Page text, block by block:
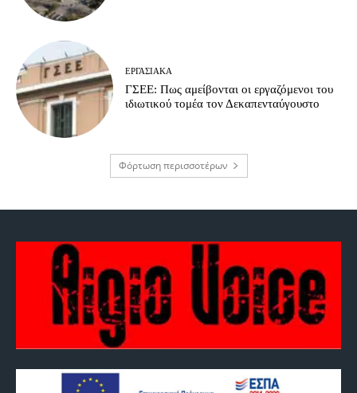
ΕΡΓΑΣΙΑΚΆ
ΓΣΕΕ: Πως αμείβονται οι εργαζόμενοι του
ιδιωτικού τομέα τον Δεκαπενταύγουστο
Φόρτωση περισσοτέρων